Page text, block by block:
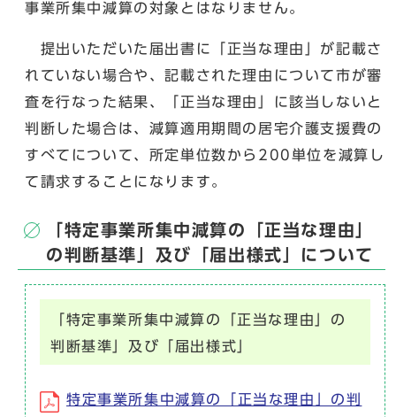
事業所集中減算の対象とはなりません。
提出いただいた届出書に「正当な理由」が記載さ
れていない場合や、記載された理由について市が審
査を行なった結果、「正当な理由」に該当しないと
判断した場合は、減算適用期間の居宅介護支援費の
すべてについて、所定単位数から200単位を減算し
て請求することになります。
「特定事業所集中減算の「正当な理由」
の判断基準」及び「届出様式」について
「特定事業所集中減算の「正当な理由」の
判断基準」及び「届出様式」
特定事業所集中減算の「正当な理由」の判